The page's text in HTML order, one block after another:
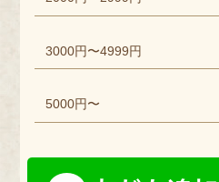
3000円〜4999円
5000円〜